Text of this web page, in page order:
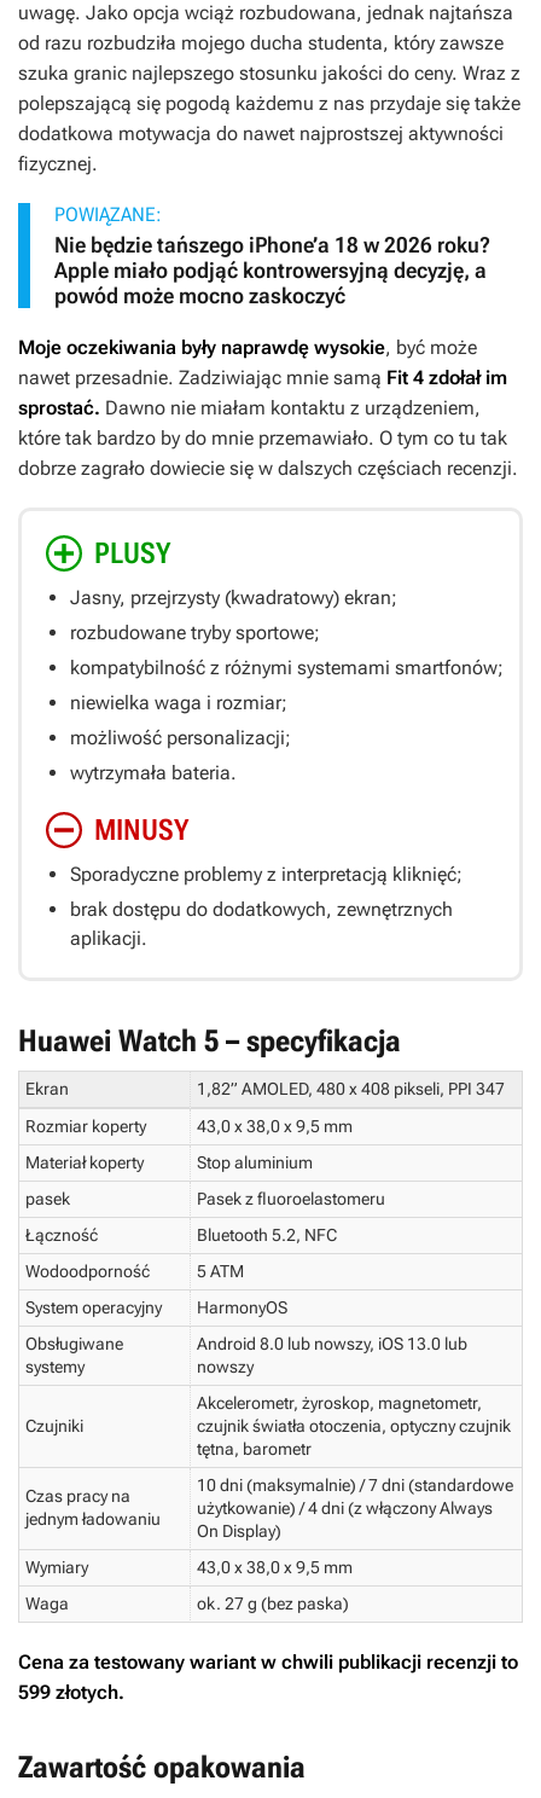
uwagę. Jako opcja wciąż rozbudowana, jednak najtańsza
od razu rozbudziła mojego ducha studenta, który zawsze
szuka granic najlepszego stosunku jakości do ceny. Wraz z
polepszającą się pogodą każdemu z nas przydaje się także
dodatkowa motywacja do nawet najprostszej aktywności
fizycznej.
POWIĄZANE:
Nie będzie tańszego iPhone’a 18 w 2026 roku?
Apple miało podjąć kontrowersyjną decyzję, a
powód może mocno zaskoczyć
Moje oczekiwania były naprawdę wysokie, być może
nawet przesadnie. Zadziwiając mnie samą Fit 4 zdołał im
sprostać. Dawno nie miałam kontaktu z urządzeniem,
które tak bardzo by do mnie przemawiało. O tym co tu tak
dobrze zagrało dowiecie się w dalszych częściach recenzji.
PLUSY
Jasny, przejrzysty (kwadratowy) ekran;
rozbudowane tryby sportowe;
kompatybilność z różnymi systemami smartfonów;
niewielka waga i rozmiar;
możliwość personalizacji;
wytrzymała bateria.
MINUSY
Sporadyczne problemy z interpretacją kliknięć;
brak dostępu do dodatkowych, zewnętrznych
aplikacji.
Huawei Watch 5 – specyfikacja
Ekran
1,82” AMOLED, 480 x 408 pikseli, PPI 347
Rozmiar koperty
43,0 x 38,0 x 9,5 mm
Materiał koperty
Stop aluminium
pasek
Pasek z fluoroelastomeru
Łączność
Bluetooth 5.2, NFC
Wodoodporność
5 ATM
System operacyjny
HarmonyOS
Obsługiwane
systemy
Android 8.0 lub nowszy, iOS 13.0 lub
nowszy
Czujniki
Akcelerometr, żyroskop, magnetometr,
czujnik światła otoczenia, optyczny czujnik
tętna, barometr
Czas pracy na
jednym ładowaniu
10 dni (maksymalnie) / 7 dni (standardowe
użytkowanie) / 4 dni (z włączony Always
On Display)
Wymiary
43,0 x 38,0 x 9,5 mm
Waga
ok. 27 g (bez paska)
Cena za testowany wariant w chwili publikacji recenzji to
599 złotych.
Zawartość opakowania